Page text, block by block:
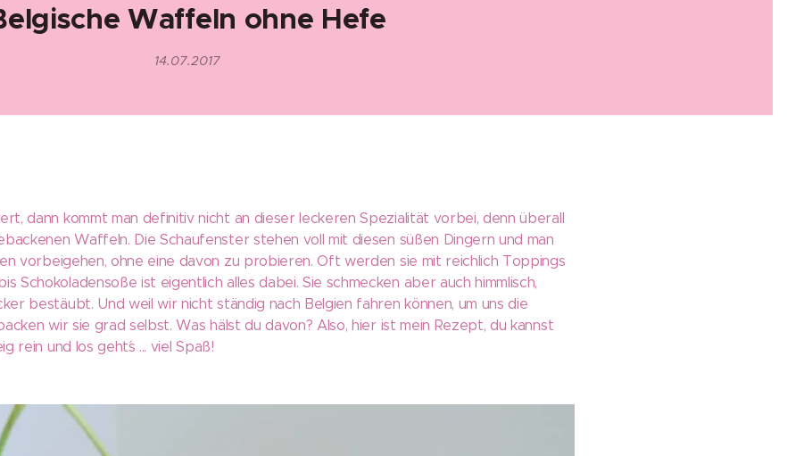
Waffeln ohne Hefe
14.07.2017
dann kommt man definitiv nicht an dieser leckeren Spezialität vorbei, denn überall
Waffeln. Die Schaufenster stehen voll mit diesen süßen Dingern und man
vorbeigehen, ohne eine davon zu probieren. Oft werden sie mit reichlich Toppings
Schokoladensoße ist eigentlich alles dabei. Sie schmecken aber auch himmlisch,
bestäubt. Und weil wir nicht ständig nach Belgien fahren können, um uns die
wir sie grad selbst. Was hälst du davon? Also, hier ist mein Rezept, du kannst
rein und los geht´s ... viel Spaß!